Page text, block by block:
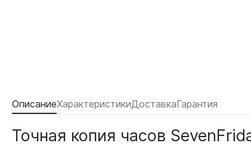
ОписаниеХарактеристикиДоставкаГарантия
Точная копия часов